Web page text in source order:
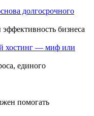
долгосрочного
бизнеса
хостинг — миф или
единого
помогать